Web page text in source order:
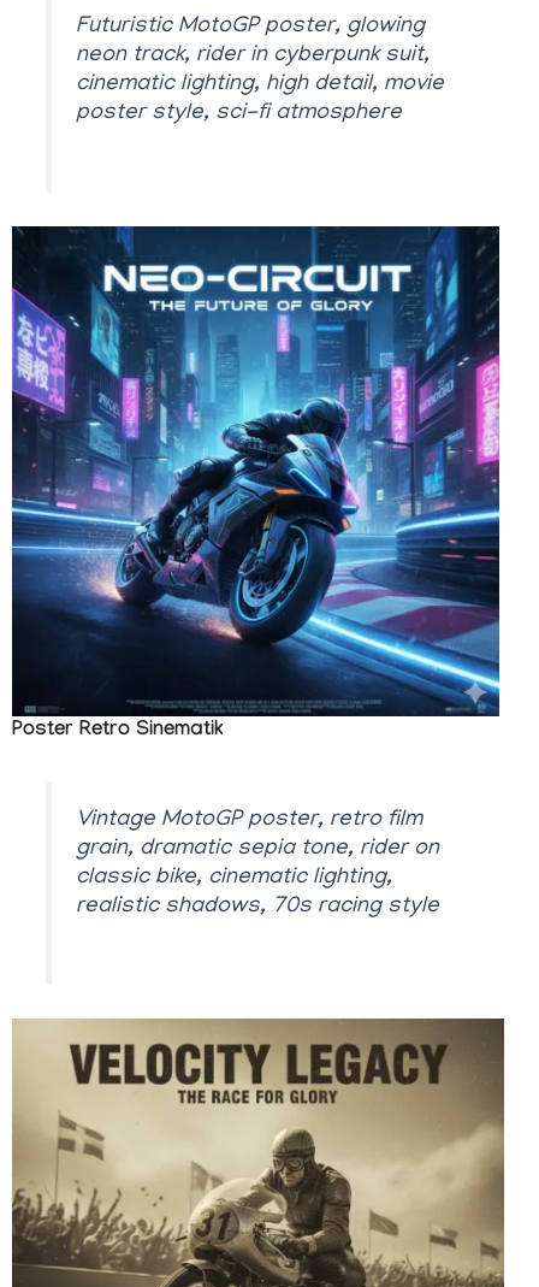
Futuristic MotoGP poster, glowing
neon track, rider in cyberpunk suit,
cinematic lighting, high detail, movie
poster style, sci-fi atmosphere
Poster Retro Sinematik
Vintage MotoGP poster, retro film
grain, dramatic sepia tone, rider on
classic bike, cinematic lighting,
realistic shadows, 70s racing style